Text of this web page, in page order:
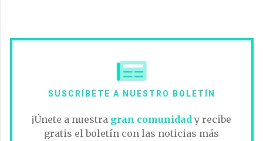
SUSCRÍBETE A NUESTRO BOLETÍN
¡Únete a nuestra gran comunidady recibe
gratis el boletín con las noticias más